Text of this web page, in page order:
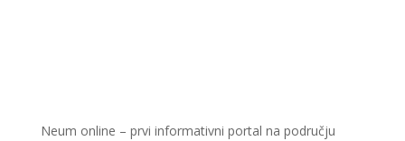
Neum online – prvi informativni portal na području